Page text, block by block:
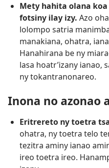
Mety hahita olana
fotsiny ilay izy. Azo
lolompo satria
manakiana, ohatra,
Hanahirana be ny
lasa hoatr’izany ianao,
ny tokantranonareo.
Inona no azonao
Eritrereto ny toetra
ohatra, ny toetra telo
tezitra aminy ianao
ireo toetra ireo.